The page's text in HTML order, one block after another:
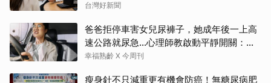
台灣好新聞
爸爸拒停車害女兒尿褲子，她成年後一上高
速公路就尿急…心理師教啟動平靜開關：恐
慌慢慢退場
幸福熟齡 X 今周刊
瘦身針不只減重更有機會防癌！無糖尿病肥